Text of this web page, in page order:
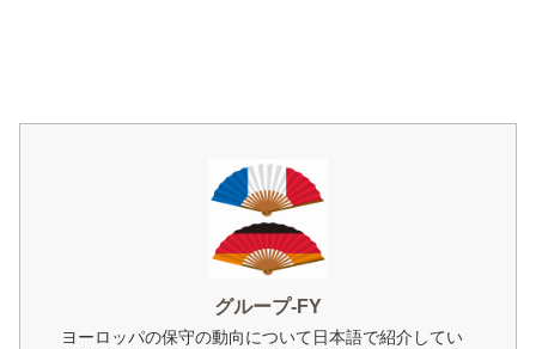
グループ-FY
ヨーロッパの保守の動向について日本語で紹介してい